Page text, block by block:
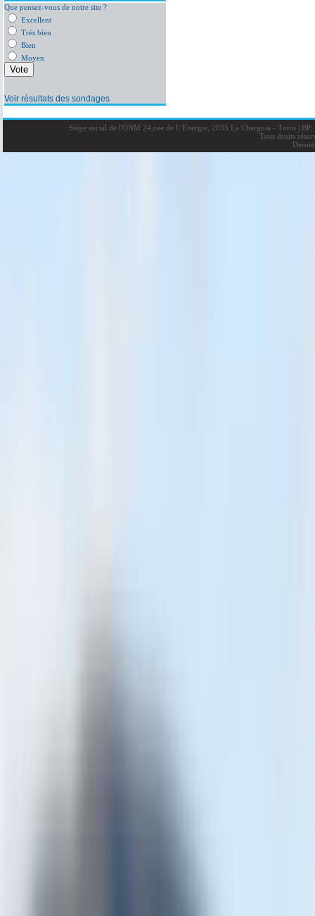
Que pensez-vous de notre site ?
Excellent
Très bien
Bien
Moyen
Voir résultats des sondages
Siège social de l'ONM 24,rue de L'Energie, 2035 La Charguia - Tunis |BP:
Tous droits